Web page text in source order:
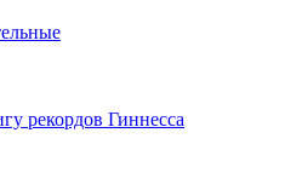
рекордов Гиннесса